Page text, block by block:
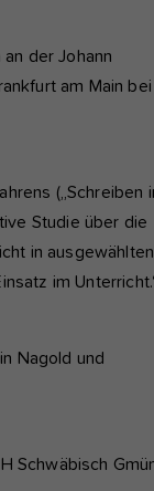
der Johann
am Main bei
(„Schreiben
Studie über die
in ausgewählten
im
Nagold und
Schwäbisch